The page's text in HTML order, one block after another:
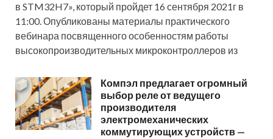
в STM32H7», который пройдет 16 сентября 2021г в
11:00. Опубликованы материалы практического
вебинара посвященного особенностям работы
высокопроизводительных микроконтроллеров из
Компэл предлагает огромный
выбор реле от ведущего
производителя
электромеханических
коммутирующих устройств —